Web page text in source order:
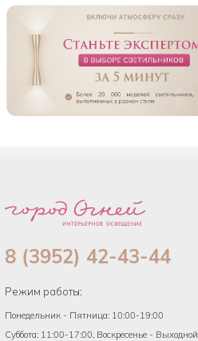
8 (3952) 42-43-44
Режим работы:
Понедельник - Пятница: 10:00-19:00
Суббота: 11:00-17:00, Воскресенье - Выходной